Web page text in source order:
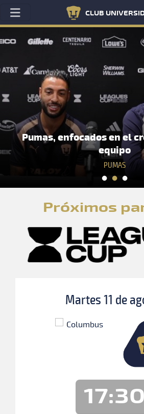
CLUB
Pumas Sub-19
Próximos
Martes 11 de
17:30